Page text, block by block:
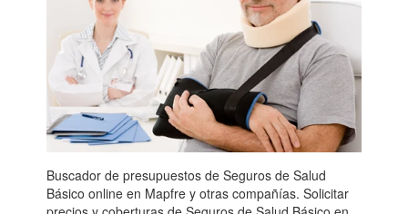
Buscador de presupuestos de Seguros de Salud
Básico online en Mapfre y otras compañías. Solicitar